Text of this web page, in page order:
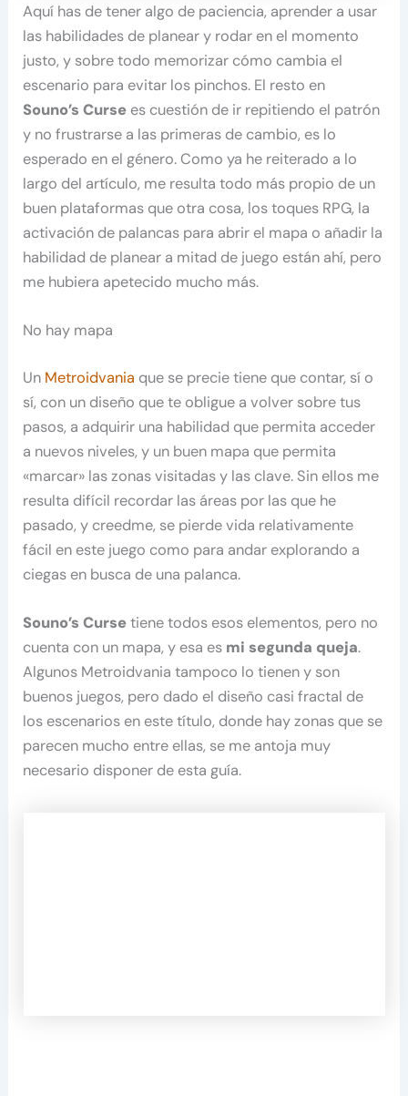
Aquí has de tener algo de paciencia, aprender a usar
las habilidades de planear y rodar en el momento
justo, y sobre todo memorizar cómo cambia el
escenario para evitar los pinchos. El resto en
Souno’s Curse es cuestión de ir repitiendo el patrón
y no frustrarse a las primeras de cambio, es lo
esperado en el género. Como ya he reiterado a lo
largo del artículo, me resulta todo más propio de un
buen plataformas que otra cosa, los toques RPG, la
activación de palancas para abrir el mapa o añadir la
habilidad de planear a mitad de juego están ahí, pero
me hubiera apetecido mucho más.
No hay mapa
Un Metroidvania que se precie tiene que contar, sí o
sí, con un diseño que te obligue a volver sobre tus
pasos, a adquirir una habilidad que permita acceder
a nuevos niveles, y un buen mapa que permita
«marcar» las zonas visitadas y las clave. Sin ellos me
resulta difícil recordar las áreas por las que he
pasado, y creedme, se pierde vida relativamente
fácil en este juego como para andar explorando a
ciegas en busca de una palanca.
Souno’s Cursetiene todos esos elementos, pero no
cuenta con un mapa, y esa es mi segunda queja.
Algunos Metroidvania tampoco lo tienen y son
buenos juegos, pero dado el diseño casi fractal de
los escenarios en este título, donde hay zonas que se
parecen mucho entre ellas, se me antoja muy
necesario disponer de esta guía.